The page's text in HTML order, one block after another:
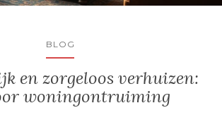
BLOG
en zorgeloos verhuizen:
woningontruiming